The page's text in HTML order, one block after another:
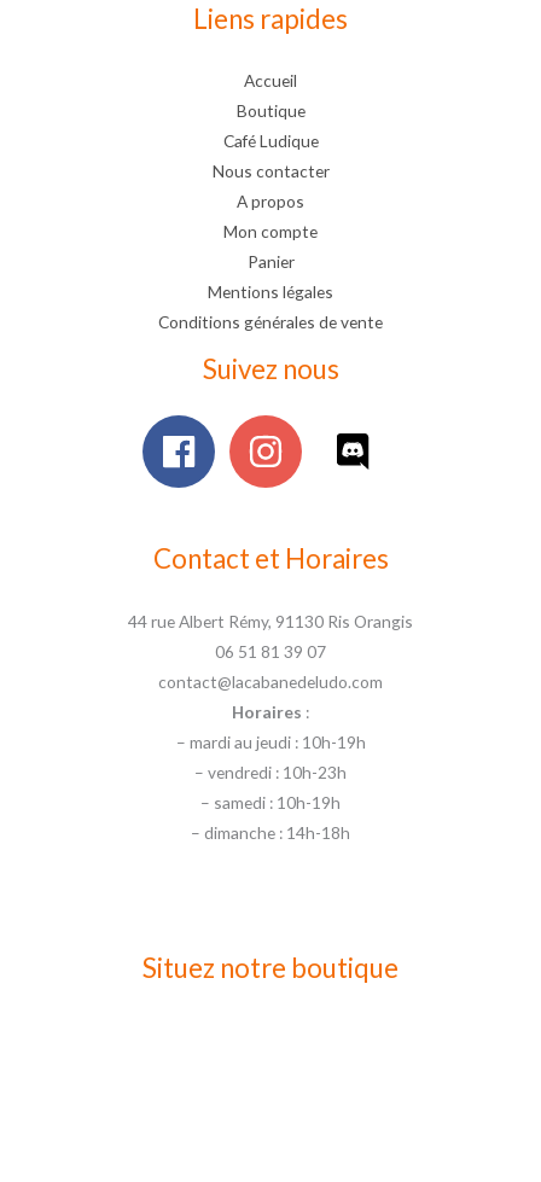
Liens rapides
Accueil
Boutique
Café Ludique
Nous contacter
A propos
Mon compte
Panier
Mentions légales
Conditions générales de vente
Suivez nous
Contact et Horaires
44 rue Albert Rémy, 91130 Ris Orangis
06 51 81 39 07
contact@lacabanedeludo.com
Horaires :
– mardi au jeudi : 10h-19h
– vendredi : 10h-23h
– samedi : 10h-19h
– dimanche : 14h-18h
Situez notre boutique